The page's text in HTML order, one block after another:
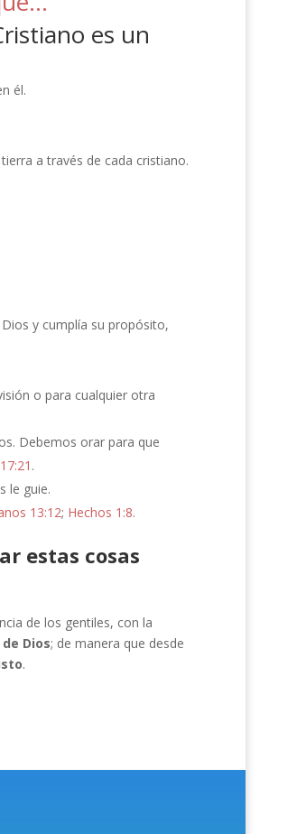
es un
él.
a través de cada cristiano.
y cumplía su propósito,
o para cualquier otra
Debemos orar para que
.
le guie.
13:12; Hechos 1:8.
estas cosas
de los gentiles, con la
Dios; de manera que desde
.